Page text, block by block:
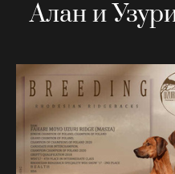
Алан и